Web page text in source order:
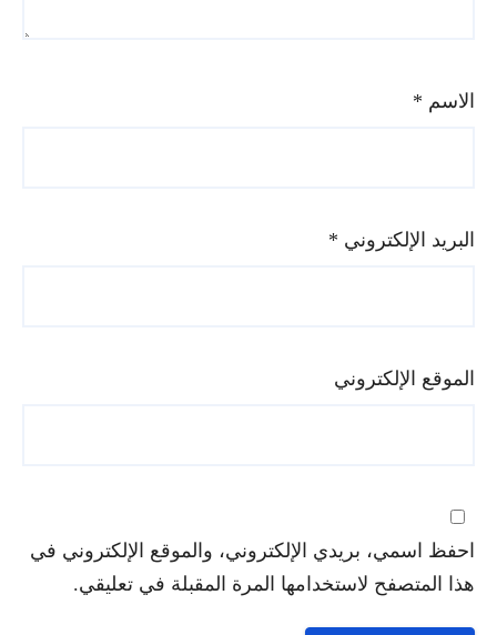
الاسم*
البريد الإلكتروني*
الموقع الإلكتروني
احفظ اسمي، بريدي الإلكتروني، والموقع الإلكتروني في
هذا المتصفح لاستخدامها المرة المقبلة في تعليقي.